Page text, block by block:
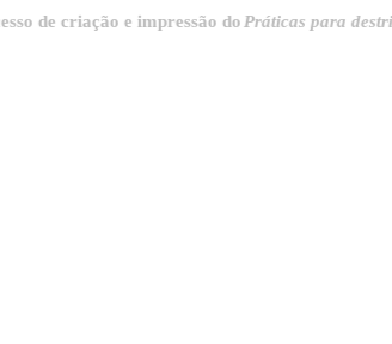
e impressão doPráticas para destrinchar